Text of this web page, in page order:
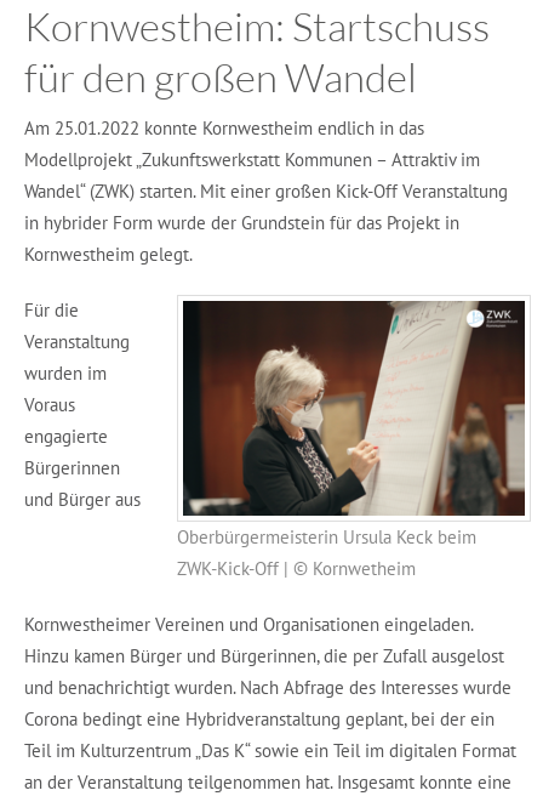
Kornwestheim: Startschuss
für den großen Wandel
Am 25.01.2022 konnte Kornwestheim endlich in das
Modellprojekt „Zukunftswerkstatt Kommunen – Attraktiv im
Wandel“ (ZWK) starten. Mit einer großen Kick-Off Veranstaltung
in hybrider Form wurde der Grundstein für das Projekt in
Kornwestheim gelegt.
Oberbürgermeisterin Ursula Keck beim
ZWK-Kick-Off | © Kornwetheim
Für die
Veranstaltung
wurden im
Voraus
engagierte
Bürgerinnen
und Bürger aus
Kornwestheimer Vereinen und Organisationen eingeladen.
Hinzu kamen Bürger und Bürgerinnen, die per Zufall ausgelost
und benachrichtigt wurden. Nach Abfrage des Interesses wurde
Corona bedingt eine Hybridveranstaltung geplant, bei der ein
Teil im Kulturzentrum „Das K“ sowie ein Teil im digitalen Format
an der Veranstaltung teilgenommen hat. Insgesamt konnte eine